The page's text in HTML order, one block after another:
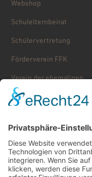
Webshop
Schulelternbeirat
Schülervertretung
Förderverein FFK
Verein der ehemaligen ...
Stolpersteine
Service